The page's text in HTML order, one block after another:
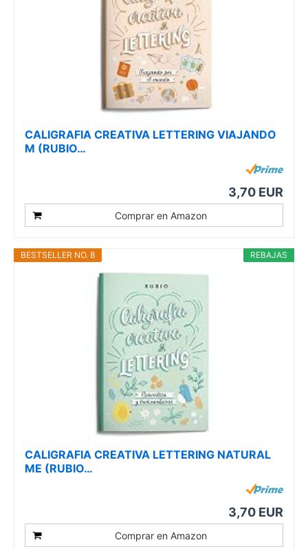
CALIGRAFIA CREATIVA LETTERING VIAJANDO
M (RUBIO…
3,70 EUR
Comprar en Amazon
REBAJAS
BESTSELLER NO. 8
CALIGRAFIA CREATIVA LETTERING NATURAL
ME (RUBIO…
3,70 EUR
Comprar en Amazon